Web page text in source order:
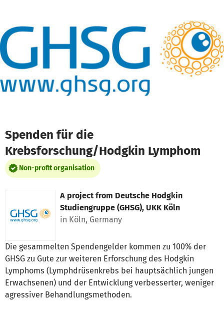
Spenden für die
Krebsforschung/Hodgkin Lymphom
Non-profit organisation
A project from Deutsche Hodgkin
Studiengruppe (GHSG), UKK Köln
in Köln, Germany
Die gesammelten Spendengelder kommen zu 100% der
GHSG zu Gute zur weiteren Erforschung des Hodgkin
Lymphoms (Lymphdrüsenkrebs bei hauptsächlich jungen
Erwachsenen) und der Entwicklung verbesserter, weniger
agressiver Behandlungsmethoden.